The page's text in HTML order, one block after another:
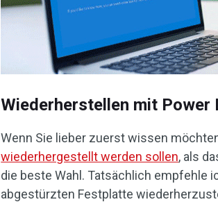
Wiederherstellen mit Power
Wenn Sie lieber zuerst wissen
wiederhergestellt werden sollen, als
die beste Wahl. Tatsächlich empfehle
abgestürzten Festplatte